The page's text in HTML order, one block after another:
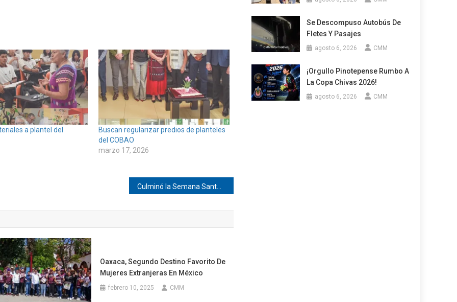
a plantel del
Buscan regularizar predios de planteles
del COBAO
marzo 17, 2026
Oaxaca, Segundo Destino Favorito De
Mujeres Extranjeras En México
febrero 10, 2025 CMM
Se Descompuso Autobús De
Fletes Y Pasajes
agosto 6, 2026 CMM
¡Orgullo Pinotepense Rumbo A
La Copa Chivas 2026!
agosto 6, 2026 CMM